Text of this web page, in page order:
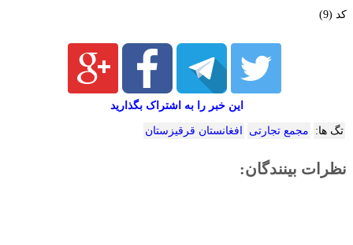
کد (9)
این خبر را به اشتراک بگذارید
تگ ها: مجمع تجارتی افغانستان قرقیزستان
نظرات بینندگان: